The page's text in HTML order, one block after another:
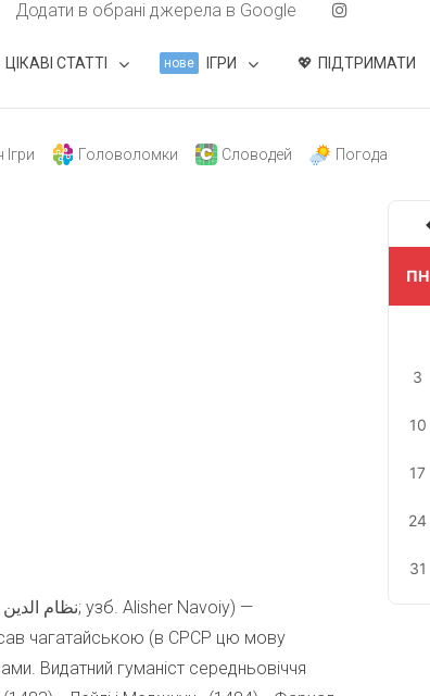
Додати в обрані джерела в Google
ЦІКАВІ СТАТТІ нове ІГРИ ПІДТРИМАТИ
Головоломки Словодей Погода
чагатайською (в СРСР цю мову
Видатний гуманіст середньовіччя
ПН
3
10
17
24
31